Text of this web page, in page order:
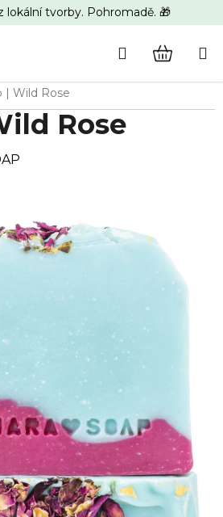
lokální tvorby. Pohromadě. 🎁
Hledat
| Wild Rose
Rose